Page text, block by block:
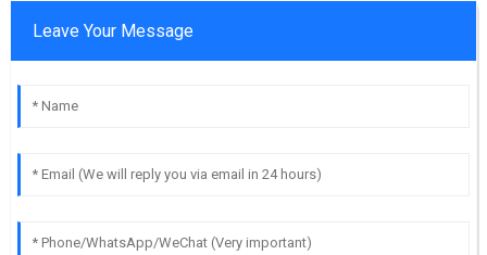
Leave Your Message